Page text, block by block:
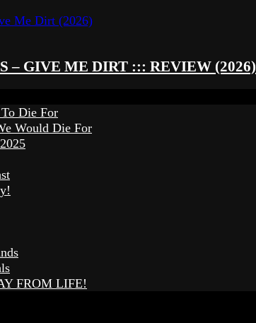
– GIVE ME DIRT ::: REVIEW (2026)
Die For
Would Die For
FROM LIFE!